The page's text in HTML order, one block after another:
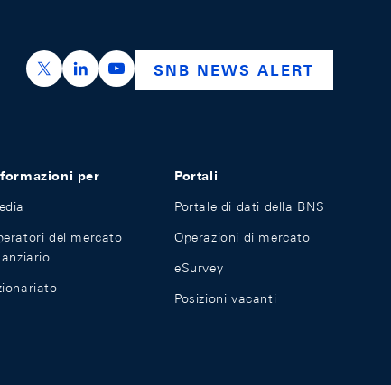
https://x.com/snb_bns
https://ch.linkedin.com/company/swiss-
https://www.youtube.com/
SNB NEWS ALERT
per
del mercato
Portali
Portale di dati della BNS
Operazioni di mercato
eSurvey
Posizioni vacanti